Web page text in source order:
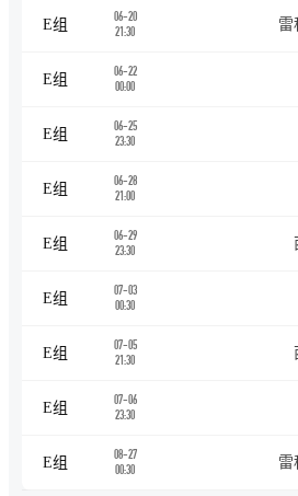
E组
06-20
21:30
雷
E组
06-22
00:00
E组
06-25
23:30
E组
06-28
21:00
E组
06-29
23:30
E组
07-03
00:30
E组
07-05
21:30
E组
07-06
23:30
E组
08-27
00:30
雷